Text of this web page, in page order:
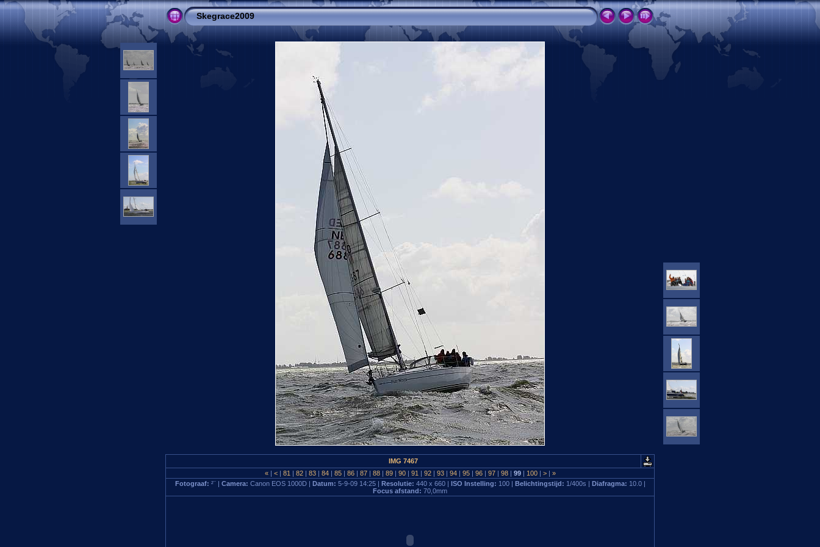
Skegrace2009
IMG 7467
« | < | 81 | 82 | 83 | 84 | 85 | 86 | 87 | 88 | 89 | 90 | 91 | 92 | 93 | 94 | 95 | 96 | 97 | 98 | 99 | 100 | > | »
Fotograaf: ²¨ | Camera: Canon EOS 1000D | Datum: 5-9-09 14:25 | Resolutie: 440 x 660 | ISO Instelling: 100 | Belichtingstijd: 1/400s | Diafragma: 10.0 |
Focus afstand: 70,0mm